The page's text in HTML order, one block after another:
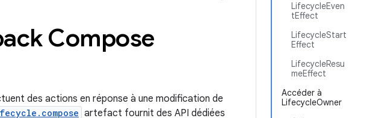
LifecycleEven
tEffect
LifecycleStart
Effect
LifecycleResu
meEffect
Accéder à
LifecycleOwner
Compose
des actions en réponse à une modification de
artefact fournit des API dédiées